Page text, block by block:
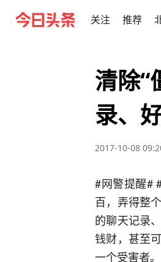
关注 推荐
清除“
录、
2017-10-08
#网警提醒#
百，弄得整
的聊天记录
钱财，甚至
一个受害者